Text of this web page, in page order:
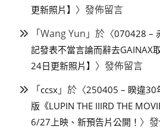
更新照片】 〉發佈留言
「Wang Yun 」於〈070428 –
記發表不當言論而辭去GAINAX
24日更新照片】 〉發佈留言
「ccsx 」於〈250405 – 睽違30
版《LUPIN THE IIIRD THE
6/27上映、新預告片公開！ 〉